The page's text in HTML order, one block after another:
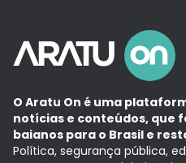
O Aratu On é uma
notícias e conteúdos, que
baianos para o Brasil e
Política, segurança pública,